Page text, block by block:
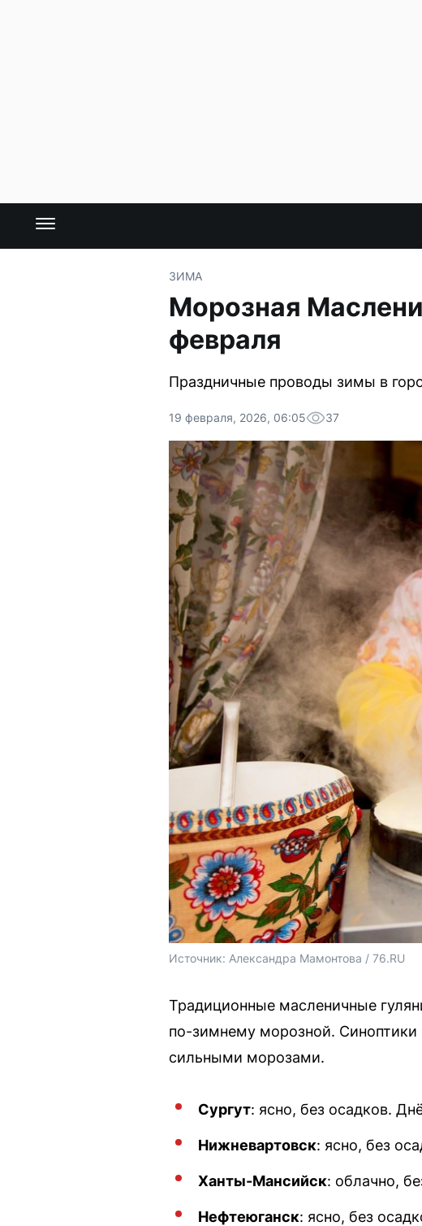
ЗИМА
Морозная
февраля
Праздничные проводы зимы в
19 февраля, 2026, 06:05 37
Источник: Александра Мамонтова / 76.RU
Традиционные масленичные
по-зимнему морозной. Синоптики
сильными морозами.
Сургут: ясно, без осадков.
Нижневартовск: ясно, без
Ханты-Мансийск: облачно,
Нефтеюганск: ясно, без